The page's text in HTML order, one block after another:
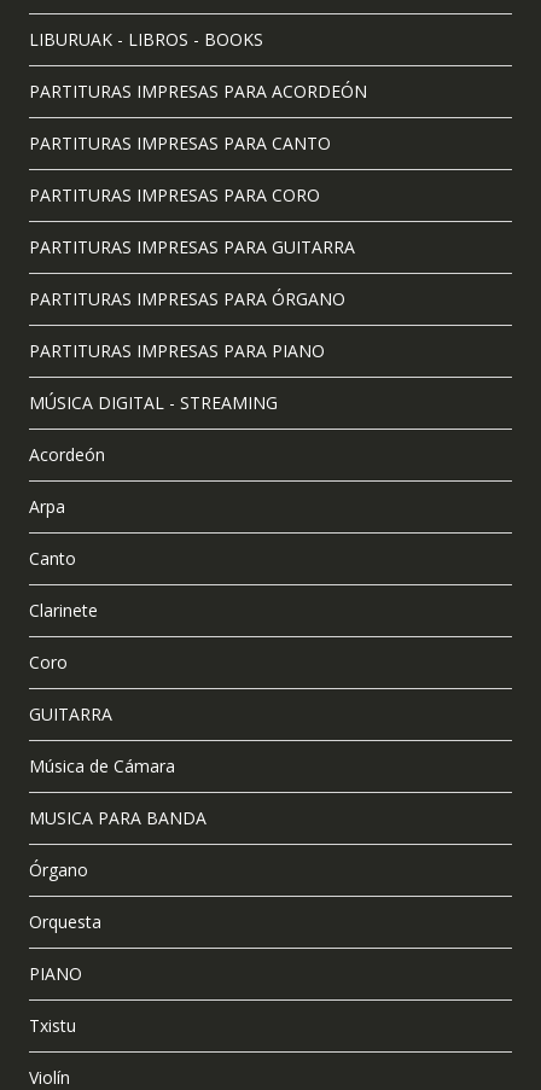
LIBURUAK - LIBROS - BOOKS
PARTITURAS IMPRESAS PARA ACORDEÓN
PARTITURAS IMPRESAS PARA CANTO
PARTITURAS IMPRESAS PARA CORO
PARTITURAS IMPRESAS PARA GUITARRA
PARTITURAS IMPRESAS PARA ÓRGANO
PARTITURAS IMPRESAS PARA PIANO
MÚSICA DIGITAL - STREAMING
Acordeón
Arpa
Canto
Clarinete
Coro
GUITARRA
Música de Cámara
MUSICA PARA BANDA
Órgano
Orquesta
PIANO
Txistu
Violín